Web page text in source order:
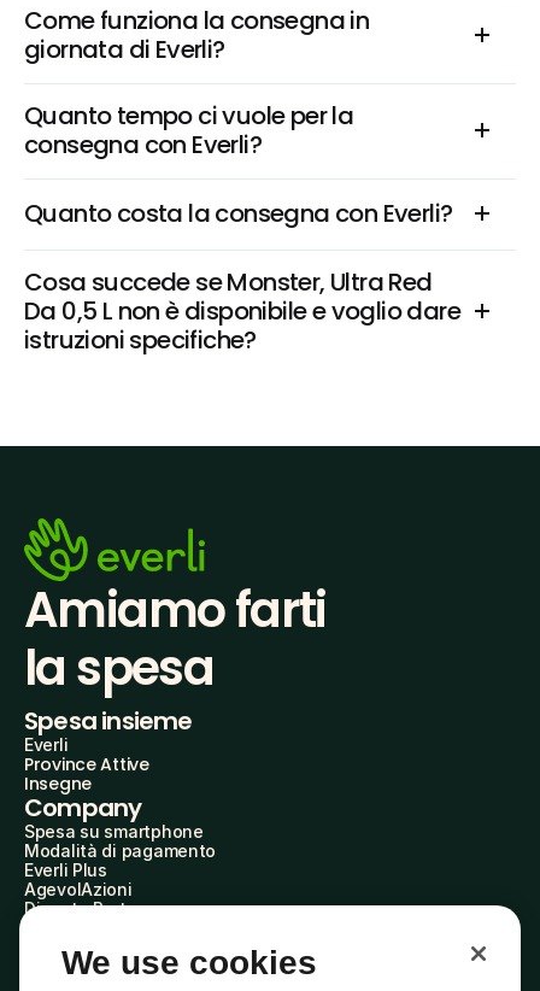
Come funziona la consegna in
giornata di Everli?
Quanto tempo ci vuole per la
consegna con Everli?
Quanto costa la consegna con Everli?
Cosa succede se Monster, Ultra Red
Da 0,5 L non è disponibile e voglio dare
istruzioni specifiche?
Amiamo farti
la spesa
Spesa insieme
Everli
Province Attive
Insegne
Company
Spesa su smartphone
Modalità di pagamento
Everli Plus
AgevolAzioni
Diventa Partner
Everli Shoppers
About Us
We use cookies